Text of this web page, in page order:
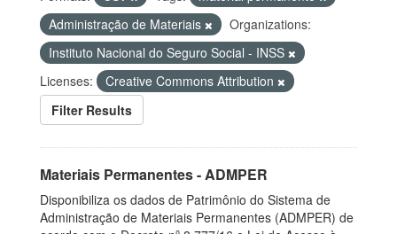
Administração de Materiais
Organizations:
Instituto Nacional do Seguro Social - INSS
Licenses:
Creative Commons Attribution
Filter Results
Materiais Permanentes - ADMPER
Disponibiliza os dados de Patrimônio do Sistema de
Administração de Materiais Permanentes (ADMPER) de